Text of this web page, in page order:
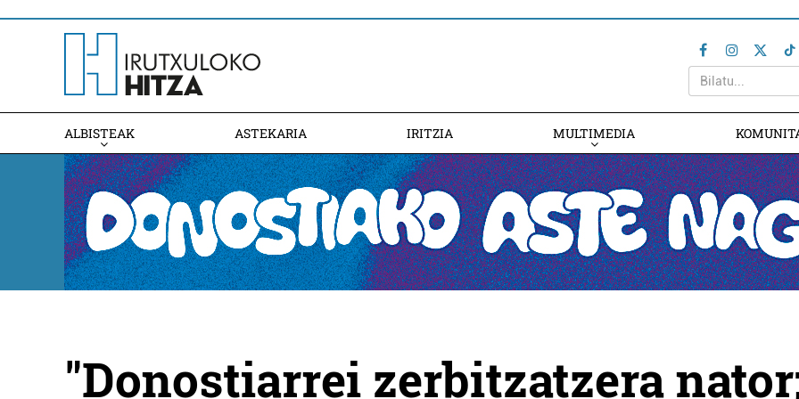
ALBISTEAK ASTEKARIA IRITZIA MULTIMEDIA
"Donostiarrei zerbitzatzera